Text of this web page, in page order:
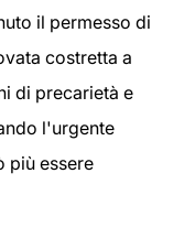
il permesso di
costretta a
di precarietà e
l'urgente
più essere